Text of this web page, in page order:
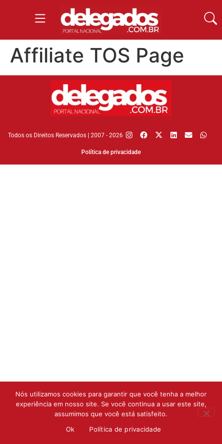
Affiliate TOS Page
Todos os Direitos Reservados | 2007 - 2026
Política de privacidade
Nós utilizamos cookies para garantir que você tenha a melhor
experiência em nosso site. Se você continua a usar este site,
assumimos que você está satisfeito.
Ok
Política de privacidade